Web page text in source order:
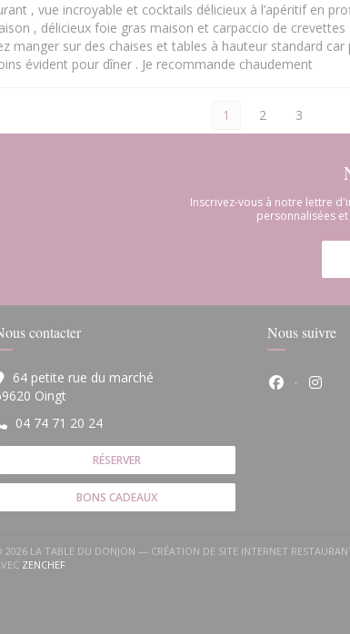
fenêtre))
, vue incroyable et cocktails délicieux à l’apéritif en
, délicieux foie gras maison et carpaccio de crevettes
manger sur des chaises et tables à hauteur standard car
évident pour dîner . Je recommande chaudement
1 2 3
Inscrivez-vous à notre lettre
personnalisées
contacter
64 petite rue du marché
Oingt
04 74 71 20 24
RÉSERVER
BONS CADEAUX
Nous suivre
Facebook
2026 LA TABLE DU DONJON — CRÉATION DE SITE INTERNET
ZENCHEF((OUVRE UNE NOUVELLE FENÊTRE))